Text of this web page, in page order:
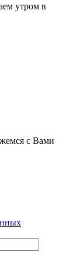
утром в
с Вами